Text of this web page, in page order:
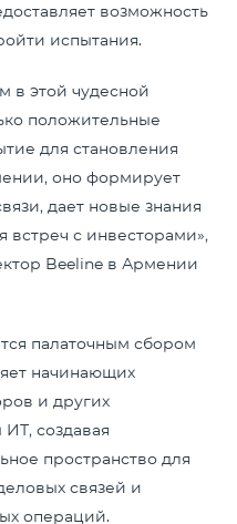
возможность
испытания.
в этой чудесной
положительные
для становления
оно формирует
дает новые знания
встреч с инвесторами»,
Beeline в Армении
палаточным сбором
начинающих
и других
создавая
пространство для
связей и
операций.